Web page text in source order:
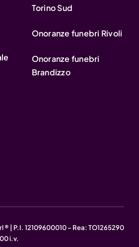
Torino Sud
Onoranze funebri Rivoli
Onoranze funebri
Brandizzo
® | P.I. 12109600010 – Rea: TO1265290
i.v.